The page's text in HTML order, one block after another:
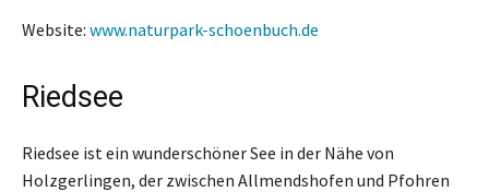
Website: www.naturpark-schoenbuch.de
Riedsee
Riedsee ist ein wunderschöner See in der Nähe von
Holzgerlingen, der zwischen Allmendshofen und Pfohren